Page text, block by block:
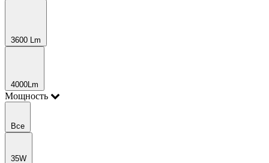
3600 Lm
4000Lm
Мощность
Все
35W